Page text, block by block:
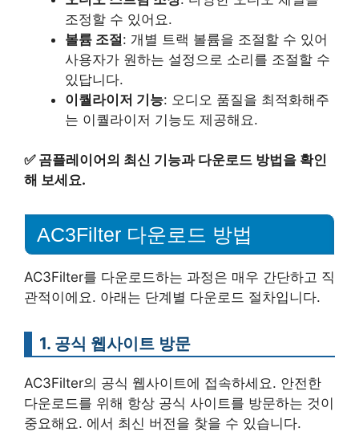
조정할 수 있어요.
볼륨 조절: 개별 트랙 볼륨을 조절할 수 있어
사용자가 원하는 설정으로 소리를 조절할 수
있답니다.
이퀄라이저 기능: 오디오 품질을 최적화해주
는 이퀄라이저 기능도 제공해요.
✅ 곰플레이어의 최신 기능과 다운로드 방법을 확인
해 보세요.
AC3Filter 다운로드 방법
AC3Filter를 다운로드하는 과정은 매우 간단하고 직
관적이에요. 아래는 단계별 다운로드 절차입니다.
1. 공식 웹사이트 방문
AC3Filter의 공식 웹사이트에 접속하세요. 안전한
다운로드를 위해 항상 공식 사이트를 방문하는 것이
중요해요. 에서 최신 버전을 찾을 수 있습니다.